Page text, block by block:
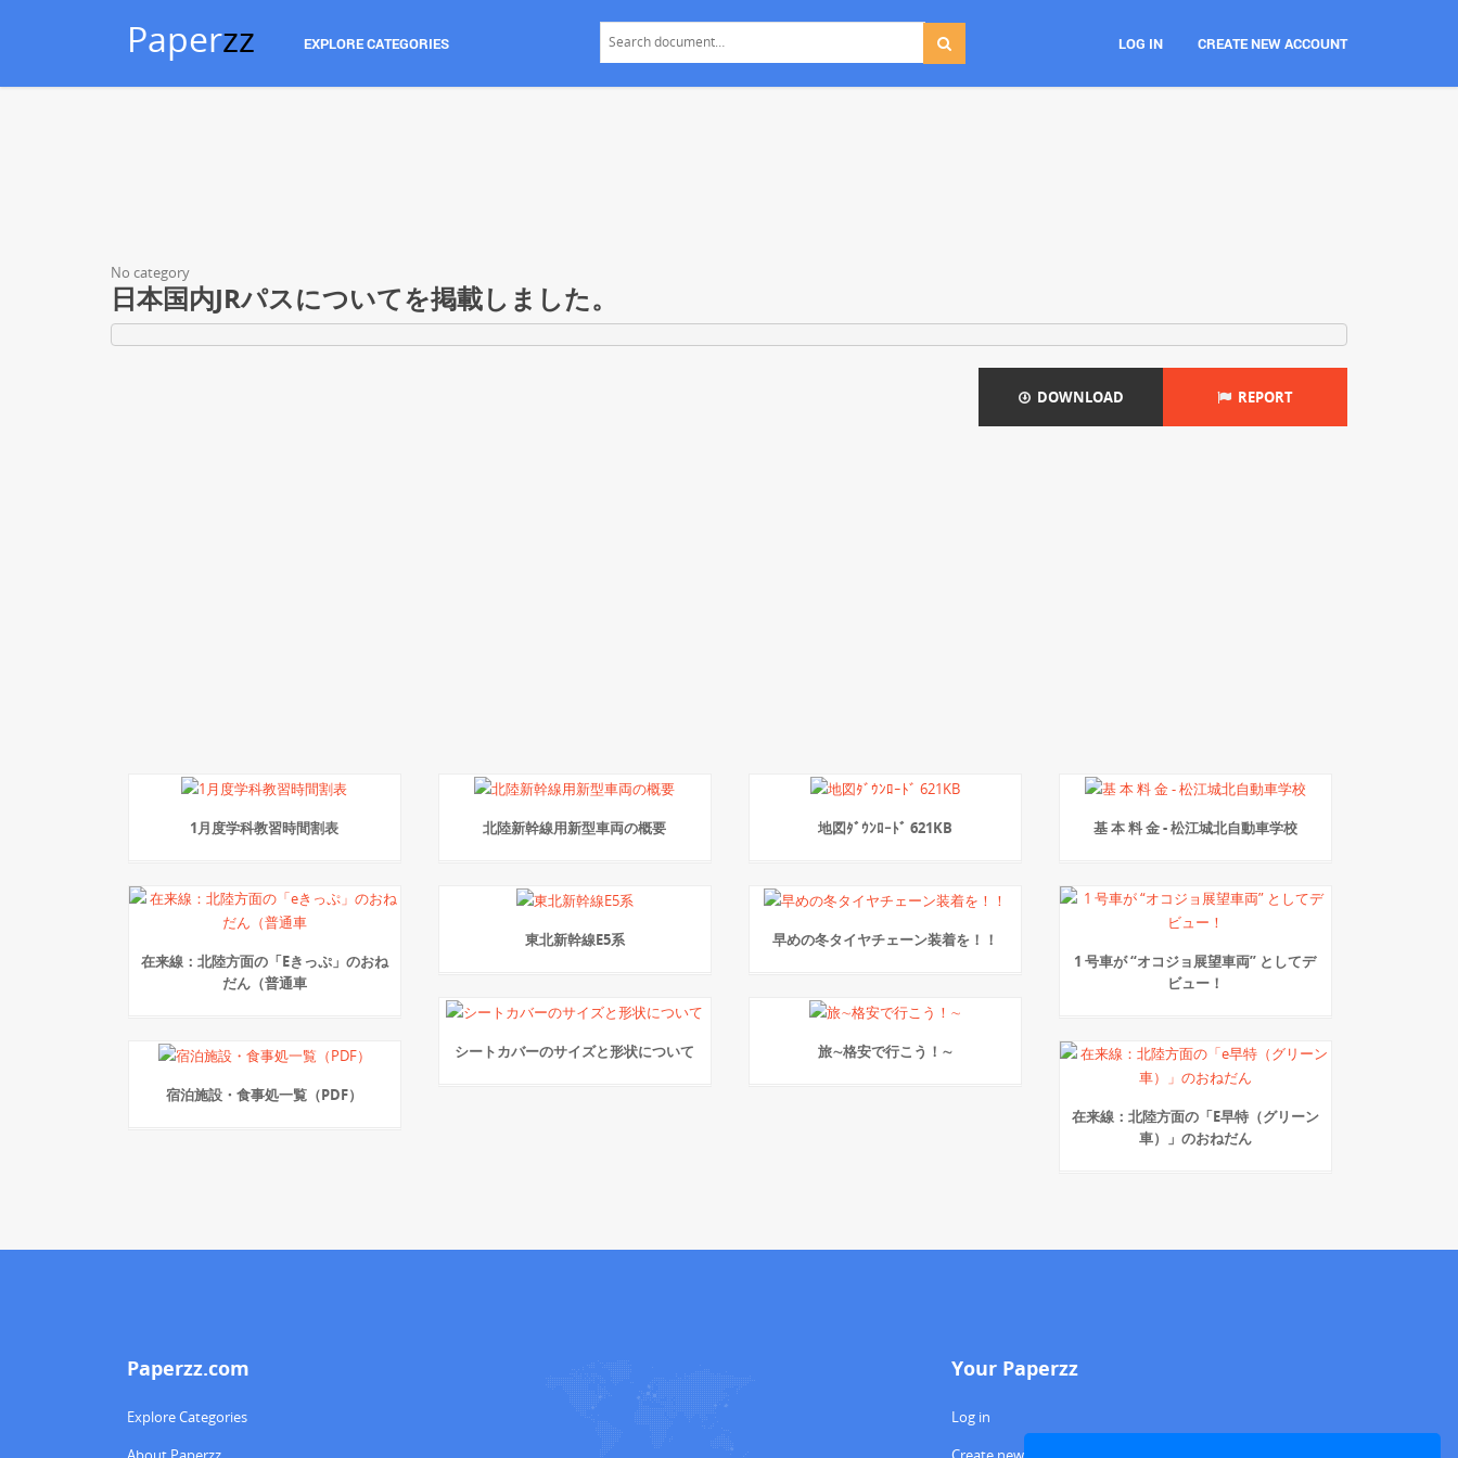
Paperzz EXPLORE CATEGORIES LOG IN CREATE NEW ACCOUNT
No category
日本国内JRパスについてを掲載しました。
DOWNLOAD REPORT
1月度学科教習時間割表 北陸新幹線用新型車両の概要 地図ﾀﾞｳﾝﾛｰﾄﾞ 621KB 基 本 料 金 - 松江城北自動車学校
在来線：北陸方面の「Eきっぷ」のおね
だん（普通車
東北新幹線E5系
早めの冬タイヤチェーン装着を！！
1 号車が “オコジョ展望車両” としてデ
ビュー！
シートカバーのサイズと形状について 旅∼格安で行こう！∼
宿泊施設・食事処一覧（PDF）
在来線：北陸方面の「E早特（グリーン
車）」のおねだん
Paperzz.com
Explore Categories
Your Paperzz
Log in